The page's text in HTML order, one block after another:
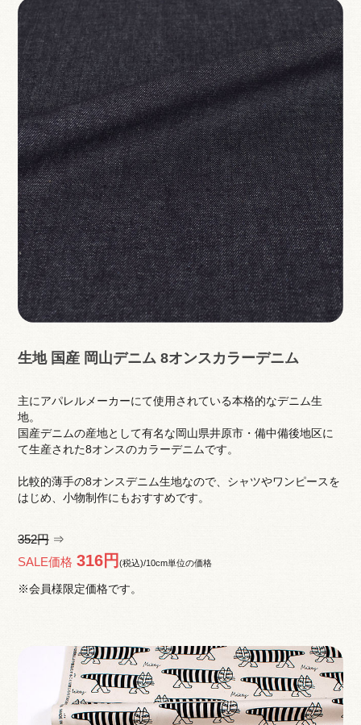
生地 国産 岡山デニム 8オンスカラーデニム
主にアパレルメーカーにて使用されている本格的なデニム生
地。
国産デニムの産地として有名な岡山県井原市・備中備後地区に
て生産された8オンスのカラーデニムです。
比較的薄手の8オンスデニム生地なので、シャツやワンピースを
はじめ、小物制作にもおすすめです。
352円⇒
SALE価格 316円 (税込)/10cm単位の価格
※会員様限定価格です。